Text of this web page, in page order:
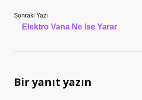
Sonraki Yazı
Elektro Vana Ne Ise Yarar
Bir yanıt yazın